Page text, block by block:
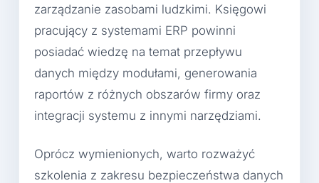
zarządzanie zasobami ludzkimi. Księgowi
pracujący z systemami ERP powinni
posiadać wiedzę na temat przepływu
danych między modułami, generowania
raportów z różnych obszarów firmy oraz
integracji systemu z innymi narzędziami.
Oprócz wymienionych, warto rozważyć
szkolenia z zakresu bezpieczeństwa danych